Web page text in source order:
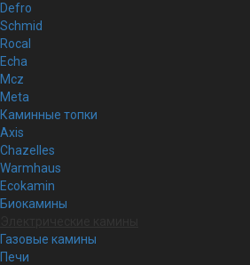
Defro
Schmid
Rocal
Echa
Mcz
Meta
Каминные топки
Axis
Chazelles
Warmhaus
Ecokamin
Биокамины
Газовые камины
Печи